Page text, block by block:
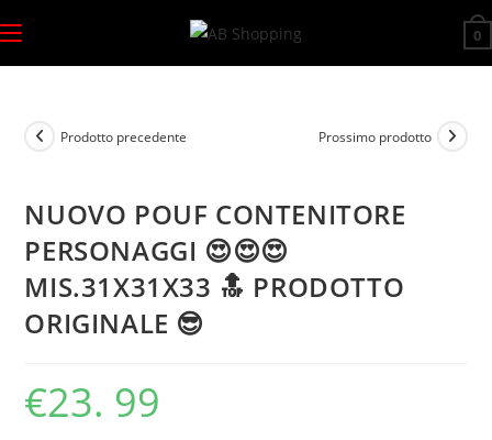
al
contenuto
0
Prodotto precedente Prossimo prodotto
NUOVO POUF CONTENITORE
PERSONAGGI 😍😍😍
MIS.31X31X33 🔝 PRODOTTO
ORIGINALE 😎
€23. 99